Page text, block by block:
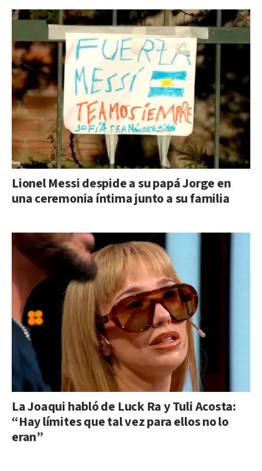
Lionel Messi despide a su papá Jorge en
una ceremonia íntima junto a su familia
La Joaqui habló de Luck Ra y Tuli Acosta:
“Hay límites que tal vez para ellos no lo
eran”